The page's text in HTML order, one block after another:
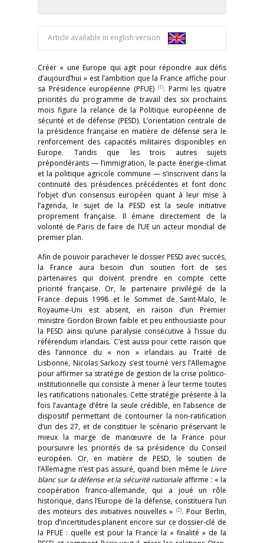
Article available in english version
Créer « une Europe qui agit pour répondre aux défis
d’aujourd’hui » est l’ambition que la France affiche pour
sa Présidence européenne (PFUE) (1). Parmi les quatre
priorités du programme de travail des six prochains
mois figure la relance de la Politique européenne de
sécurité et de défense (PESD). L’orientation centrale de
la présidence française en matière de défense sera le
renforcement des capacités militaires disponibles en
Europe. Tandis que les trois autres sujets
prépondérants — l’immigration, le pacte énergie-climat
et la politique agricole commune — s’inscrivent dans la
continuité des présidences précédentes et font donc
l’objet d’un consensus européen quant à leur mise à
l’agenda, le sujet de la PESD est la seule initiative
proprement française. Il émane directement de la
volonté de Paris de faire de l’UE un acteur mondial de
premier plan.
Afin de pouvoir parachever le dossier PESD avec succès,
la France aura besoin d’un soutien fort de ses
partenaires qui doivent prendre en compte cette
priorité française. Or, le partenaire privilégié de la
France depuis 1998 et le Sommet de Saint-Malo, le
Royaume-Uni est absent, en raison d’un Premier
ministre Gordon Brown faible et peu enthousiaste pour
la PESD ainsi qu’une paralysie consécutive à l’issue du
référendum irlandais. C’est aussi pour cette raison que
dès l’annonce du « non » irlandais au Traité de
Lisbonne, Nicolas Sarkozy s’est tourné vers l’Allemagne
pour affirmer sa stratégie de gestion de la crise politico-
institutionnelle qui consiste à mener à leur terme toutes
les ratifications nationales. Cette stratégie présente à la
fois l’avantage d’être la seule crédible, en l’absence de
dispositif permettant de contourner la non-ratification
d’un des 27, et de constituer le scénario préservant le
mieux la marge de manœuvre de la France pour
poursuivre les priorités de sa présidence du Conseil
européen. Or, en matière de PESD, le soutien de
l’Allemagne n’est pas assuré, quand bien même le Livre
blanc sur la défense et la sécurité nationaleaffirme : « la
coopération franco-allemande, qui a joué un rôle
historique, dans l’Europe de la défense, constituera l’un
des moteurs des initiatives nouvelles » (2). Pour Berlin,
trop d’incertitudes planent encore sur ce dossier-clé de
la PFUE : quelle est pour la France la « finalité » de la